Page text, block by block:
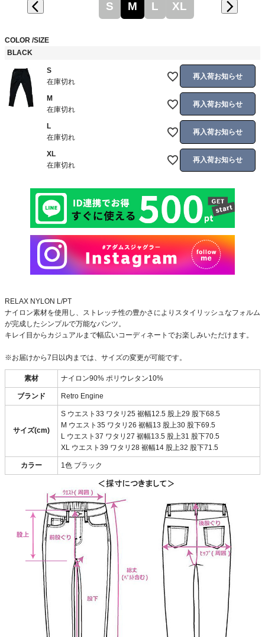
S M L XL
COLOR SIZE
BLACK
S
在庫切れ
再入荷お知らせ
M
在庫切れ
再入荷お知らせ
L
在庫切れ
再入荷お知らせ
XL
在庫切れ
再入荷お知らせ
RELAX NYLON L/PT
ナイロン素材を使用し、ストレッチ性の豊かさによりスタイリッシュなフォルム
が完成したシンプルで万能なパンツ。
キレイ目からカジュアルまで幅広いコーディネートでお楽しみいただけます。
※お届けから7日以内までは、サイズの変更が可能です。
素材 ナイロン90% ポリウレタン10%
ブランド Retro Engine
サイズ(cm)
S ウエスト33 ワタリ25 裾幅12.5 股上29 股下68.5
M ウエスト35 ワタリ26 裾幅13 股上30 股下69.5
L ウエスト37 ワタリ27 裾幅13.5 股上31 股下70.5
XL ウエスト39 ワタリ28 裾幅14 股上32 股下71.5
カラー 1色 ブラック